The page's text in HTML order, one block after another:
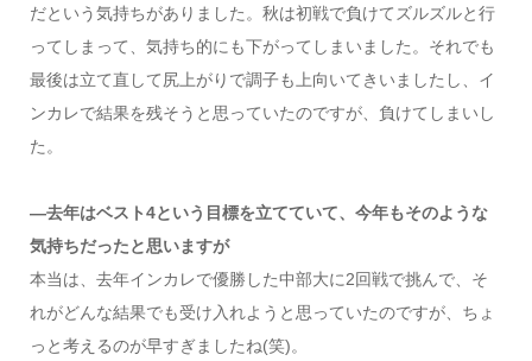
だという気持ちがありました。秋は初戦で負けてズルズルと行
ってしまって、気持ち的にも下がってしまいました。それでも
最後は立て直して尻上がりで調子も上向いてきいましたし、イ
ンカレで結果を残そうと思っていたのですが、負けてしまいし
た。
―去年はベスト4という目標を立てていて、今年もそのような
気持ちだったと思いますが
本当は、去年インカレで優勝した中部大に2回戦で挑んで、そ
れがどんな結果でも受け入れようと思っていたのですが、ちょ
っと考えるのが早すぎましたね(笑)。